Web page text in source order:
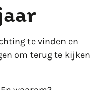
te vinden en
om terug te kijken